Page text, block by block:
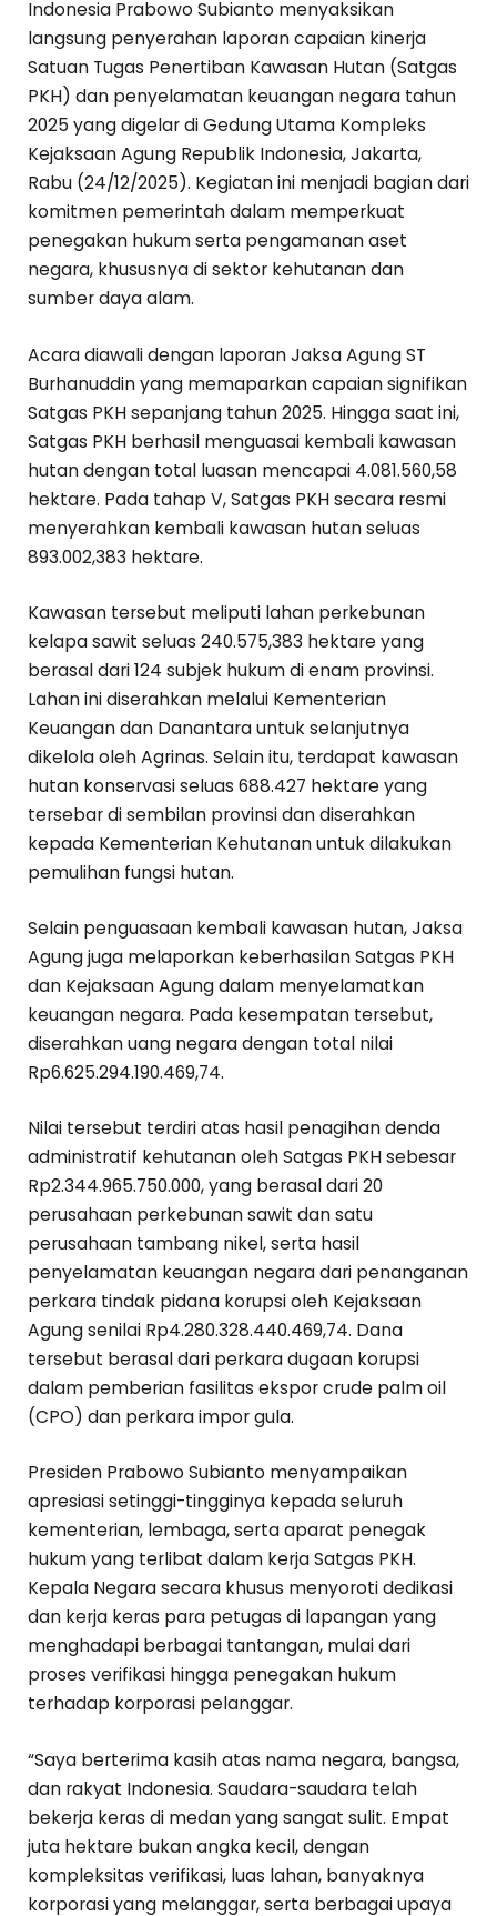
Indonesia Prabowo Subianto menyaksikan
langsung penyerahan laporan capaian kinerja
Satuan Tugas Penertiban Kawasan Hutan (Satgas
PKH) dan penyelamatan keuangan negara tahun
2025 yang digelar di Gedung Utama Kompleks
Kejaksaan Agung Republik Indonesia, Jakarta,
Rabu (24/12/2025). Kegiatan ini menjadi bagian dari
komitmen pemerintah dalam memperkuat
penegakan hukum serta pengamanan aset
negara, khususnya di sektor kehutanan dan
sumber daya alam.
Acara diawali dengan laporan Jaksa Agung ST
Burhanuddin yang memaparkan capaian signifikan
Satgas PKH sepanjang tahun 2025. Hingga saat ini,
Satgas PKH berhasil menguasai kembali kawasan
hutan dengan total luasan mencapai 4.081.560,58
hektare. Pada tahap V, Satgas PKH secara resmi
menyerahkan kembali kawasan hutan seluas
893.002,383 hektare.
Kawasan tersebut meliputi lahan perkebunan
kelapa sawit seluas 240.575,383 hektare yang
berasal dari 124 subjek hukum di enam provinsi.
Lahan ini diserahkan melalui Kementerian
Keuangan dan Danantara untuk selanjutnya
dikelola oleh Agrinas. Selain itu, terdapat kawasan
hutan konservasi seluas 688.427 hektare yang
tersebar di sembilan provinsi dan diserahkan
kepada Kementerian Kehutanan untuk dilakukan
pemulihan fungsi hutan.
Selain penguasaan kembali kawasan hutan, Jaksa
Agung juga melaporkan keberhasilan Satgas PKH
dan Kejaksaan Agung dalam menyelamatkan
keuangan negara. Pada kesempatan tersebut,
diserahkan uang negara dengan total nilai
Rp6.625.294.190.469,74.
Nilai tersebut terdiri atas hasil penagihan denda
administratif kehutanan oleh Satgas PKH sebesar
Rp2.344.965.750.000, yang berasal dari 20
perusahaan perkebunan sawit dan satu
perusahaan tambang nikel, serta hasil
penyelamatan keuangan negara dari penanganan
perkara tindak pidana korupsi oleh Kejaksaan
Agung senilai Rp4.280.328.440.469,74. Dana
tersebut berasal dari perkara dugaan korupsi
dalam pemberian fasilitas ekspor crude palm oil
(CPO) dan perkara impor gula.
Presiden Prabowo Subianto menyampaikan
apresiasi setinggi-tingginya kepada seluruh
kementerian, lembaga, serta aparat penegak
hukum yang terlibat dalam kerja Satgas PKH.
Kepala Negara secara khusus menyoroti dedikasi
dan kerja keras para petugas di lapangan yang
menghadapi berbagai tantangan, mulai dari
proses verifikasi hingga penegakan hukum
terhadap korporasi pelanggar.
“Saya berterima kasih atas nama negara, bangsa,
dan rakyat Indonesia. Saudara-saudara telah
bekerja keras di medan yang sangat sulit. Empat
juta hektare bukan angka kecil, dengan
kompleksitas verifikasi, luas lahan, banyaknya
korporasi yang melanggar, serta berbagai upaya